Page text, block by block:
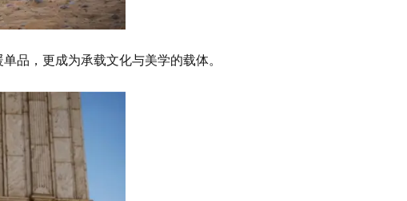
品，更成为承载文化与美学的载体。